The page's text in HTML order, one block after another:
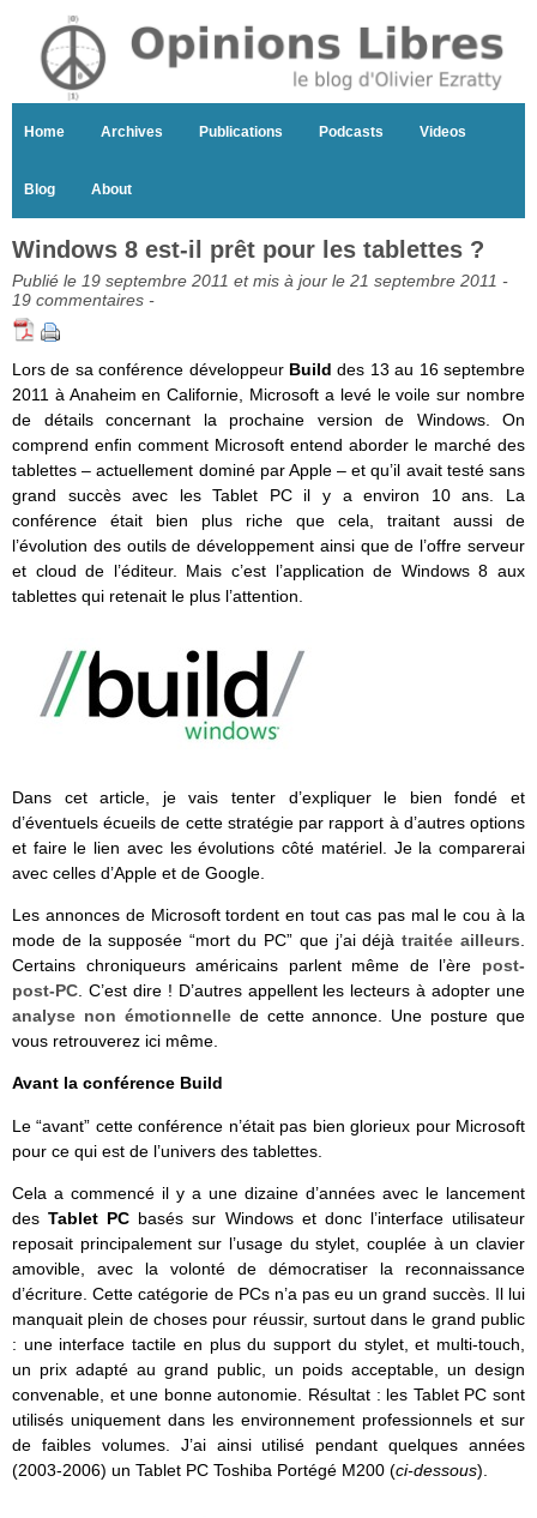
Home Archives Publications Podcasts Videos
Blog About
Windows 8 est-il prêt pour les tablettes ?
Publié le 19 septembre 2011 et mis à jour le 21 septembre 2011 -
19 commentaires -
Lors de sa conférence développeur Builddes 13 au 16 septembre
2011 à Anaheim en Californie, Microsoft a levé le voile sur nombre
de détails concernant la prochaine version de Windows. On
comprend enfin comment Microsoft entend aborder le marché des
tablettes – actuellement dominé par Apple – et qu’il avait testé sans
grand succès avec les Tablet PC il y a environ 10 ans. La
conférence était bien plus riche que cela, traitant aussi de
l’évolution des outils de développement ainsi que de l’offre serveur
et cloud de l’éditeur. Mais c’est l’application de Windows 8 aux
tablettes qui retenait le plus l’attention.
Dans cet article, je vais tenter d’expliquer le bien fondé et
d’éventuels écueils de cette stratégie par rapport à d’autres options
et faire le lien avec les évolutions côté matériel. Je la comparerai
avec celles d’Apple et de Google.
Les annonces de Microsoft tordent en tout cas pas mal le cou à la
mode de la supposée “mort du PC” que j’ai déjàtraitée ailleurs.
Certains chroniqueurs américains parlent même de l’ère post-
post-PC. C’est dire ! D’autres appellent les lecteurs à adopter une
analyse non émotionnellede cette annonce. Une posture que
vous retrouverez ici même.
Avant la conférence Build
Le “avant” cette conférence n’était pas bien glorieux pour Microsoft
pour ce qui est de l’univers des tablettes.
Cela a commencé il y a une dizaine d’années avec le lancement
desTablet PC basés sur Windows et donc l’interface utilisateur
reposait principalement sur l’usage du stylet, couplée à un clavier
amovible, avec la volonté de démocratiser la reconnaissance
d’écriture. Cette catégorie de PCs n’a pas eu un grand succès. Il lui
manquait plein de choses pour réussir, surtout dans le grand public
: une interface tactile en plus du support du stylet, et multi-touch,
un prix adapté au grand public, un poids acceptable, un design
convenable, et une bonne autonomie. Résultat : les Tablet PC sont
utilisés uniquement dans les environnement professionnels et sur
de faibles volumes. J’ai ainsi utilisé pendant quelques années
(2003-2006) un Tablet PC Toshiba Portégé M200 (ci-dessous).